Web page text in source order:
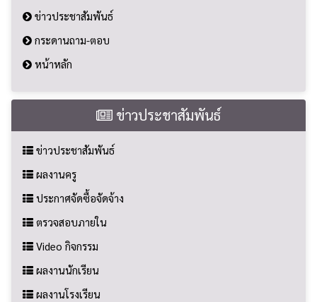
ข่าวประชาสัมพันธ์
กระดานถาม-ตอบ
หน้าหลัก
ข่าวประชาสัมพันธ์
ข่าวประชาสัมพันธ์
ผลงานครู
ประกาศจัดซื้อจัดจ้าง
ตรวจสอบภายใน
Video กิจกรรม
ผลงานนักเรียน
ผลงานโรงเรียน